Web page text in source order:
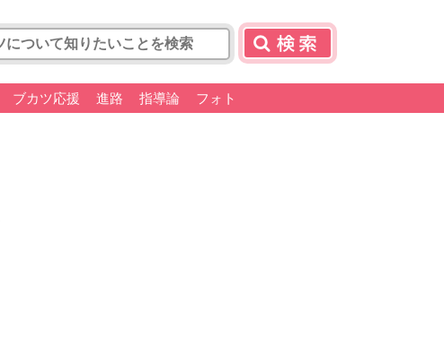
ブカツ応援 進路 指導論 フォト